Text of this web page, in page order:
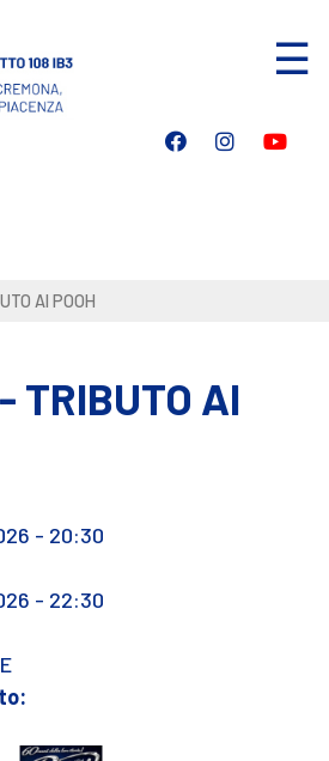
☰
AI POOH
TRIBUTO AI
- 20:30
- 22:30